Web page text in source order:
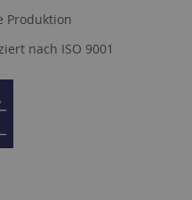
Produktion
nach ISO 9001